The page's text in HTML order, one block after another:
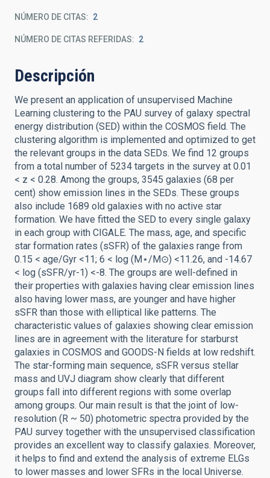
NÚMERO DE CITAS 2
NÚMERO DE CITAS REFERIDAS 2
Descripción
We present an application of unsupervised Machine
Learning clustering to the PAU survey of galaxy spectral
energy distribution (SED) within the COSMOS field. The
clustering algorithm is implemented and optimized to get
the relevant groups in the data SEDs. We find 12 groups
from a total number of 5234 targets in the survey at 0.01
< z < 0.28. Among the groups, 3545 galaxies (68 per
cent) show emission lines in the SEDs. These groups
also include 1689 old galaxies with no active star
formation. We have fitted the SED to every single galaxy
in each group with CIGALE. The mass, age, and specific
star formation rates (sSFR) of the galaxies range from
0.15 < age/Gyr <11; 6 < log (M⋆/M⊙) <11.26, and -14.67
< log (sSFR/yr-1) <-8. The groups are well-defined in
their properties with galaxies having clear emission lines
also having lower mass, are younger and have higher
sSFR than those with elliptical like patterns. The
characteristic values of galaxies showing clear emission
lines are in agreement with the literature for starburst
galaxies in COSMOS and GOODS-N fields at low redshift.
The star-forming main sequence, sSFR versus stellar
mass and UVJ diagram show clearly that different
groups fall into different regions with some overlap
among groups. Our main result is that the joint of low-
resolution (R ~ 50) photometric spectra provided by the
PAU survey together with the unsupervised classification
provides an excellent way to classify galaxies. Moreover,
it helps to find and extend the analysis of extreme ELGs
to lower masses and lower SFRs in the local Universe.